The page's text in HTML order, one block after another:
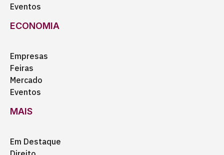
Eventos
ECONOMIA
Empresas
Feiras
Mercado
Eventos
MAIS
Em Destaque